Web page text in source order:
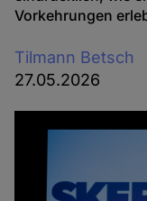
Vorkehrungen
Tilmann Betsch
27.05.2026